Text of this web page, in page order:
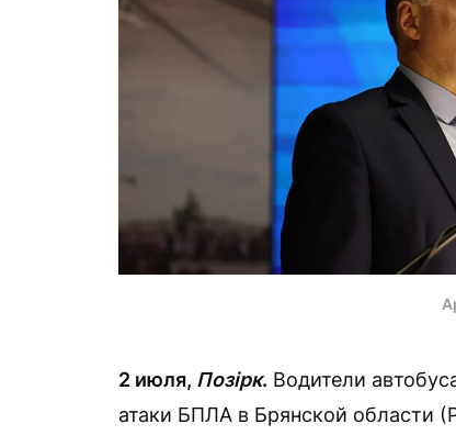
2 июля, Позірк. Водители
атаки БПЛА в Брянской области